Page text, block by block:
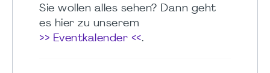
Sie wollen alles sehen? Dann geht
es hier zu unserem
>> Eventkalender <<.